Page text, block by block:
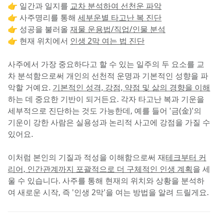
👉 일간과 일지를 교차 분석하여 선천운 파악
👉 사주명리를 통해 세부운별 타고난 복 진단
👉 성공을 불러올 재물 운용법/직업/인물 분석
👉 현재 위치에서 인생 2막 여는 법 진단
사주에서 가장 중요하다고 할 수 있는 일주의 두 요소를 교
차 분석함으로써 개인의 선천적 운명과 기본적인 성향을 파
악할 거예요. 기본적인 성격, 강점, 약점 및 삶의 경향을 이해
하는 데 중요한 기반이 되거든요. 각자 타고난 복과 기운을
세부적으로 진단하는 것도 가능한데, 예를 들어 '금(金)'의
기운이 강한 사람은 실용성과 논리적 사고에 강점을 가질 수
있어요.
이처럼 본인의 기질과 적성을 이해함으로써 재테크부터 커
리어, 인간관계까지 포괄적으로 더 구체적인 인생 계획을 세
울 수 있습니다. 사주를 통해 현재의 위치와 상황을 분석하
여 새로운 시작, 즉 '인생 2막'을 여는 방법을 알려 드릴게요.